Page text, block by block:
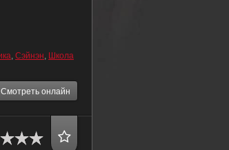
, Сэйнэн, Школа
Смотреть онлайн